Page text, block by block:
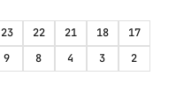
23 22 21 18
17
9 8 4 3
2